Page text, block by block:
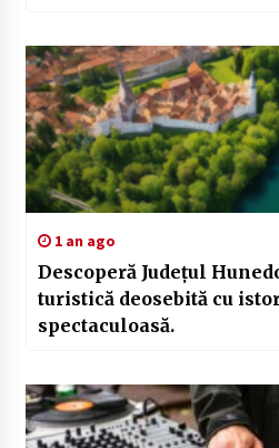
1 an ago
Descoperă Județul
turistică deosebită cu
spectaculoasă.